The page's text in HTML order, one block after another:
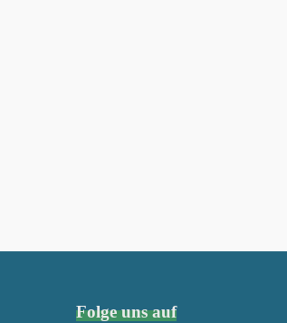
Folge uns auf